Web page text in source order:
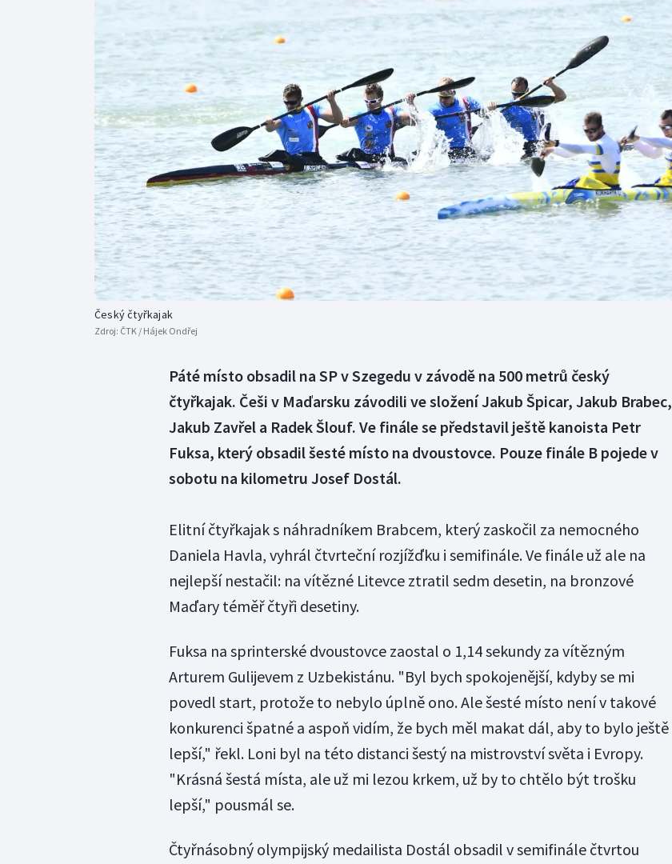
Dostihy
Florbal
Futsal
Golf
Gymnastika
Moderní pětiboj
Olympijské hry
Parasport
Plavání
Plážový volejbal
Triatlon
Veslování
Vodní slalom
Volejbal
Ostatní
Český čtyřkajak
Zdroj: ČTK / Hájek Ondřej
Páté místo obsadil na SP v Szegedu v závodě na 500 metrů český
čtyřkajak. Češi v Maďarsku závodili ve složení Jakub Špicar, Jakub Brabec,
Jakub Zavřel a Radek Šlouf. Ve finále se představil ještě kanoista Petr
Fuksa, který obsadil šesté místo na dvoustovce. Pouze finále B pojede v
sobotu na kilometru Josef Dostál.
Elitní čtyřkajak s náhradníkem Brabcem, který zaskočil za nemocného
Daniela Havla, vyhrál čtvrteční rozjížďku i semifinále. Ve finále už ale na
nejlepší nestačil: na vítězné Litevce ztratil sedm desetin, na bronzové
Maďary téměř čtyři desetiny.
Fuksa na sprinterské dvoustovce zaostal o 1,14 sekundy za vítězným
Arturem Gulijevem z Uzbekistánu. "Byl bych spokojenější, kdyby se mi
povedl start, protože to nebylo úplně ono. Ale šesté místo není v takové
konkurenci špatné a aspoň vidím, že bych měl makat dál, aby to bylo ještě
lepší," řekl. Loni byl na této distanci šestý na mistrovství světa i Evropy.
"Krásná šestá místa, ale už mi lezou krkem, už by to chtělo být trošku
lepší," pousmál se.
Čtyřnásobný olympijský medailista Dostál obsadil v semifinále čtvrtou